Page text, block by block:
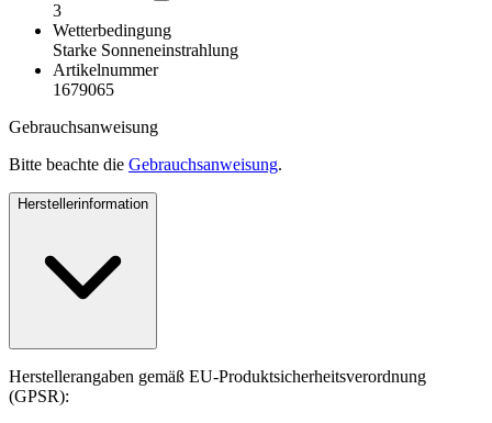
3
Wetterbedingung
Starke Sonneneinstrahlung
Artikelnummer
1679065
Gebrauchsanweisung
Bitte beachte die Gebrauchsanweisung.
Herstellerinformation
Herstellerangaben gemäß EU-Produktsicherheitsverordnung
(GPSR):